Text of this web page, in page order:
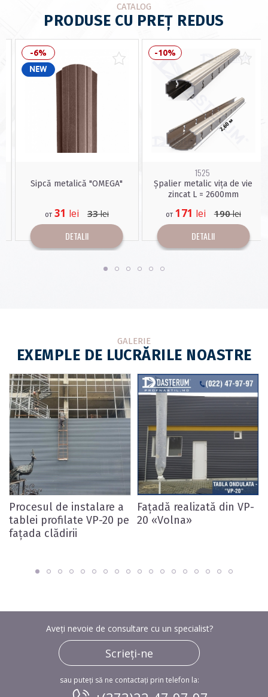
CATALOG
PRODUSE CU PREȚ REDUS
-6%
NEW
Sipcă metalică "OMEGA"
от 31lei 33lei
DETALII
-10%
1525
Șpalier metalic vița de vie
zincat L = 2600mm
от 171lei 190lei
DETALII
GALERIE
EXEMPLE DE LUCRĂRILE NOASTRE
Procesul de instalare a
tablei profilate VP-20 pe
fațada clădirii
Fațadă realizată din VP-
20 «Volna»
Aveți nevoie de consultare cu un specialist?
Scrieți-ne
sau puteți să ne contactați prin telefon la: